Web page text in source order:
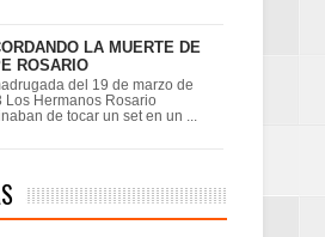
LA MUERTE DE
ROSARIO
del 19 de marzo de
Los Hermanos Rosario
de tocar un set en un ...